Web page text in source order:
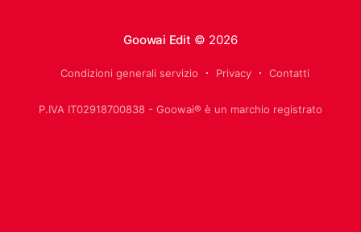
Goowai Edit © 2026
Condizioni generali servizio Privacy Contatti
P.IVA IT02918700838 - Goowai® è un marchio registrato